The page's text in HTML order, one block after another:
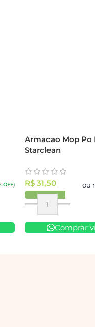
OFF)
Armacao Mop Po
Starclean
R$31,50 ou
Comprar